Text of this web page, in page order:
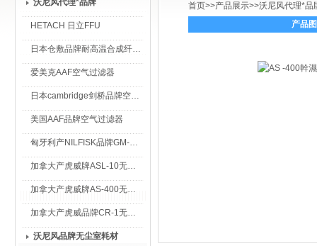
沃尼风代理*品牌
HETACH 日立FFU
日本仓敷品牌耐高温合成纤维过滤棉
爱美克AAF空气过滤器
日本cambridge剑桥品牌空气过滤器
美国AAF品牌空气过滤器
匈牙利产NILFISK品牌GM-80无尘室专用吸尘器
加拿大产虎威牌ASL-10无尘室专用吸尘器
加拿大产虎威牌AS-400无尘室专用吸尘器
加拿大产虎威品牌CR-1无尘室专用吸尘器
沃尼风品牌无尘室耗材
首页>>产品展示>>沃尼风代理*品
产品